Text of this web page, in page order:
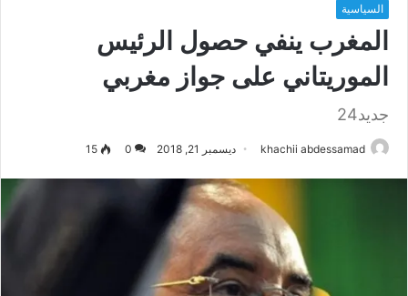
السياسية
المغرب ينفي حصول الرئيس
الموريتاني على جواز مغربي
جديد24
khachii abdessamad ديسمبر 21, 2018 0
15